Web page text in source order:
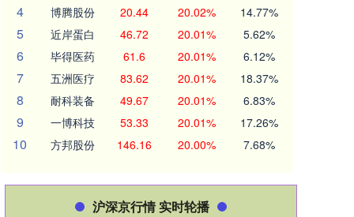
4 博腾股份 20.44 20.02% 14.77%
5 近岸蛋白 46.72 20.01% 5.62%
6 毕得医药 61.6 20.01% 6.12%
7 五洲医疗 83.62 20.01% 18.37%
8 耐科装备 49.67 20.01% 6.83%
9 一博科技 53.33 20.01% 17.26%
10 方邦股份 146.16 20.00% 7.68%
沪深京行情 实时轮播